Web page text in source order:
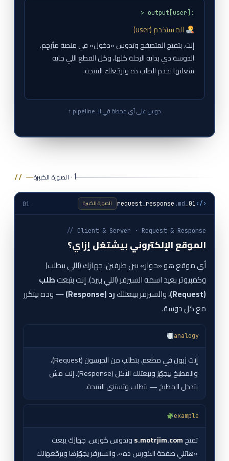
> output[user]:
المستخدم (user)
إنت. بتفتح المتصفح وتدوس «دخول» في منصة متُرجِم.
الدوسة دي بداية الرحلة كلها، وكل القطع اللي جاية
شغلتها تخدم الطلب ده وترجّعلك النتيجة.
دوس على أي محطة في الـ pipeline ↑
// ──أ · الصورة الكبيرة
‹/›
01_request_response
.md الصورة الكبيرة 01
// Client & Server · Request & Response
الموقع الإلكتروني بيشتغل إزاي؟
أي موقع هو «حوار» بين طرفين: جهازك (اللي بيطلب)
وكمبيوتر بعيد اسمه السيرفر (اللي بيرد). إنت بتبعتطلب
(Request)
، والسيرفر بيبعتلكرد (Response)
— وده بيتكرر
مع كل دوسة.
analogy
إنت زبون في مطعم. بتطلب من الجرسون (Request)،
والمطبخ بيجهّز ويبعتلك الأكل (Response). إنت مش
بتدخل المطبخ — بتطلب وتستنى النتيجة.
example
تفتحs.motrjim.comوتدوس كورس. جهازك يبعت
«هاتلي صفحة الكورس ده»، والسيرفر يجهّزها ويرجّعهالك